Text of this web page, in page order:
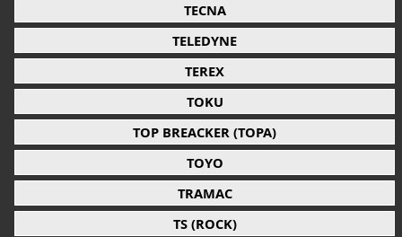
TECNA
TELEDYNE
TEREX
TOKU
TOP BREACKER (TOPA)
TOYO
TRAMAC
TS (ROCK)